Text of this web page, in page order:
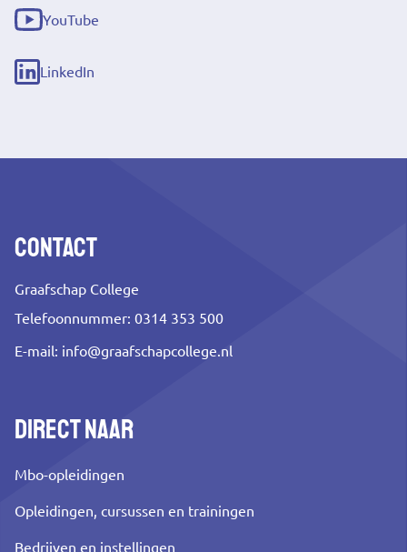
link)
YouTube
(externe
link)
LinkedIn
(externe
Contact
Graafschap College
Telefoonnummer: 0314 353 500
E-mail: info@graafschapcollege.nl
Direct naar
Mbo-opleidingen
Opleidingen, cursussen en trainingen
Bedrijven en instellingen